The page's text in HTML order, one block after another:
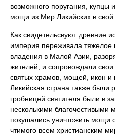
возможного поругания, купцы
мощи из Мир Ликийских в свой
Как свидетельсвуют древние
империя переживала тяжелое
владения в Малой Азии,
жителей, и сопровождали
святых храмов, мощей, икон и
Ликийская страна также
гробницей святителя были в
несколькими
покушались уничтожить мощи
чтимого всем христианским